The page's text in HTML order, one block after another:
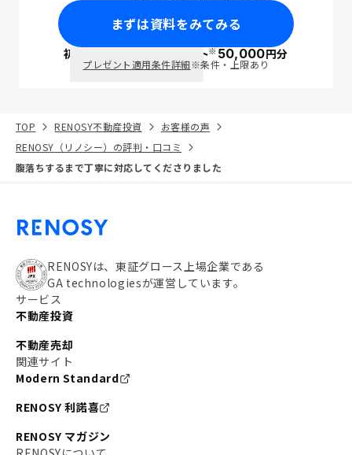
まずは資料をみてみる
初回面談で ポイント※50,000円分
プレゼント適用条件詳細※条件・上限あり
TOP RENOSY不動産投資
お客様の声
RENOSY（リノシー）の評判・口コミ
腹落ちするまで丁寧に対応してくださりました
RENOSYは、東証グロース上場企業である
GA technologiesが運営しています。
サービス
不動産投資
不動産売却
関連サイト
Modern Standard
RENOSY 利諾喜
RENOSY マガジン